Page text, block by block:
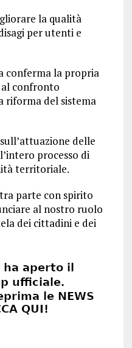
la qualità
per utenti e
conferma la propria
confronto
riforma del sistema
delle
processo di
territoriale.
parte con spirito
al nostro ruolo
dei cittadini e dei